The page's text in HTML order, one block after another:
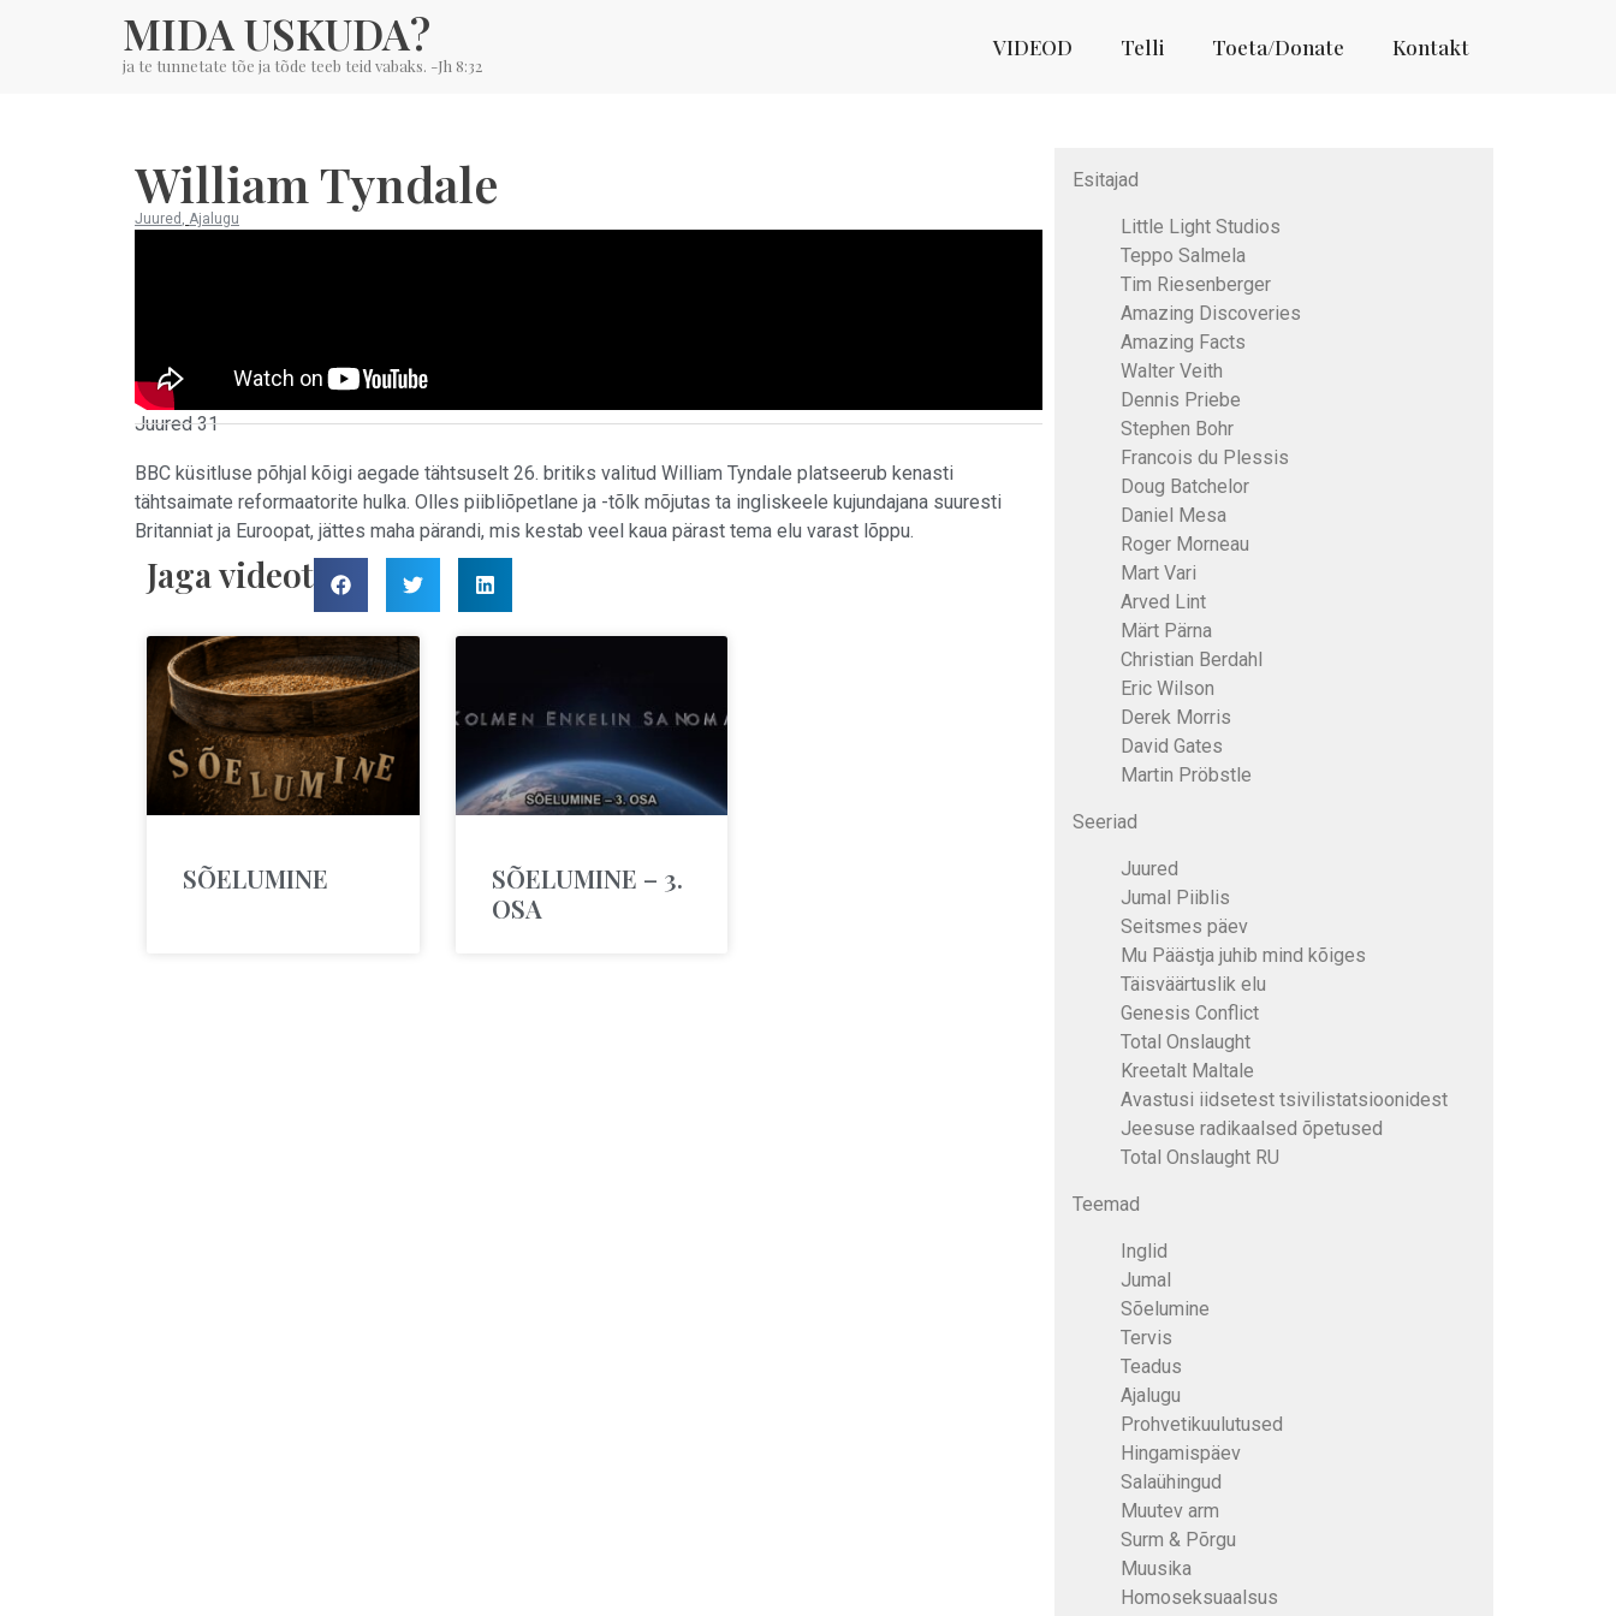
MIDA USKUDA?
ja te tunnetate tõe ja tõde teeb teid vabaks. -Jh 8:32
VIDEOD Telli Toeta/Donate Kontakt
Esitajad
Little Light Studios
Teppo Salmela
Tim Riesenberger
Amazing Discoveries
Amazing Facts
Walter Veith
Dennis Priebe
Stephen Bohr
Francois du Plessis
Doug Batchelor
Daniel Mesa
Roger Morneau
Mart Vari
Arved Lint
Märt Pärna
Christian Berdahl
Eric Wilson
Derek Morris
David Gates
Martin Pröbstle
Seeriad
Juured
Jumal Piiblis
Seitsmes päev
Mu Päästja juhib mind kõiges
Täisväärtuslik elu
Genesis Conflict
Total Onslaught
Kreetalt Maltale
Avastusi iidsetest tsivilistatsioonidest
Jeesuse radikaalsed õpetused
Total Onslaught RU
Teemad
Inglid
Jumal
Sõelumine
Tervis
Teadus
Ajalugu
Prohvetikuulutused
Hingamispäev
Salaühingud
Muutev arm
Surm & Põrgu
Muusika
Homoseksuaalsus
William Tyndale
Juured Ajalugu
Juured 31
BBC küsitluse põhjal kõigi aegade tähtsuselt 26. britiks valitud William Tyndale platseerub kenasti
tähtsaimate reformaatorite hulka. Olles piibliõpetlane ja -tõlk mõjutas ta ingliskeele kujundajana suuresti
Britanniat ja Euroopat, jättes maha pärandi, mis kestab veel kaua pärast tema elu varast lõppu.
Jaga videot
SÕELUMINE
SÕELUMINE – 3.
OSA